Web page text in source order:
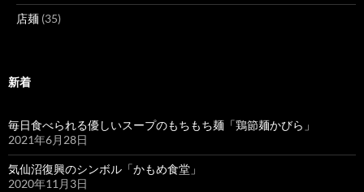
店麺 (35)
新着
毎日食べられる優しいスープのもちもち麺「鶏節麺かびら」
2021年6月28日
気仙沼復興のシンボル「かもめ食堂」
2020年11月3日